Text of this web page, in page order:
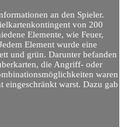
an den Spieler.
von 200
Elemente, wie Feuer,
Element wurde eine
und grün. Darunter befanden
die Angriff- oder
waren
warst. Dazu gab